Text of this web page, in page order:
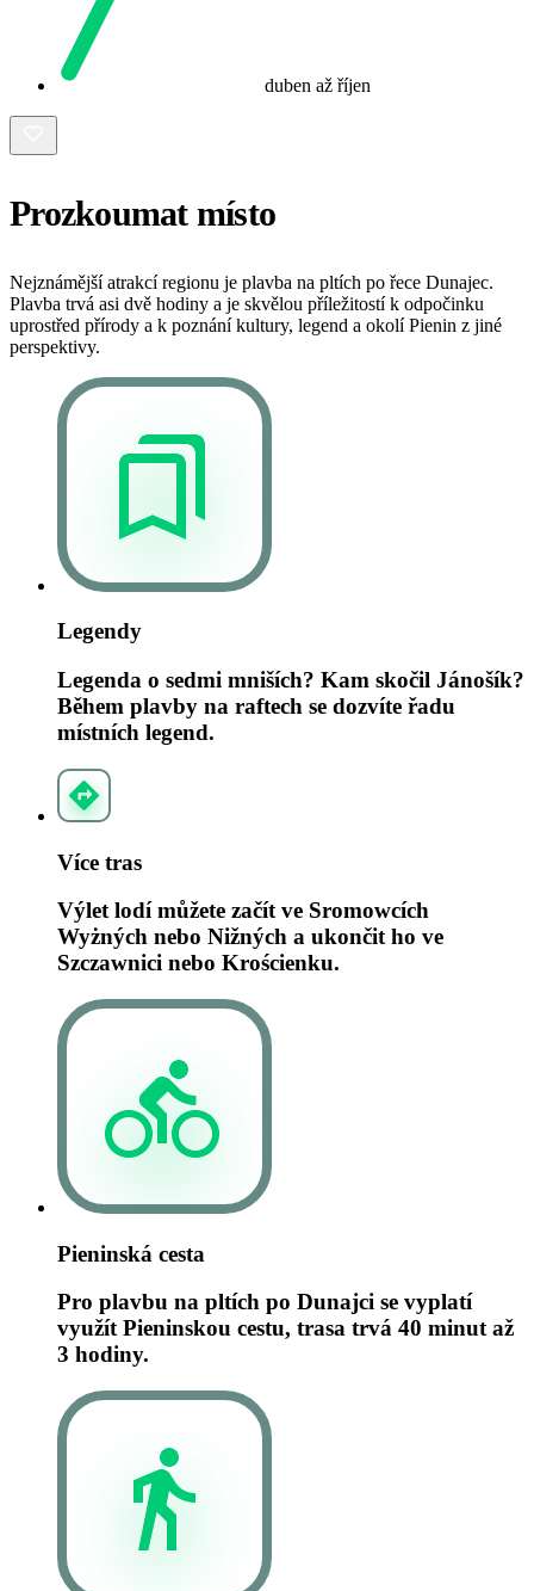
duben až říjen
Prozkoumat místo
Nejznámější atrakcí regionu je plavba na pltích po řece Dunajec.
Plavba trvá asi dvě hodiny a je skvělou příležitostí k odpočinku
uprostřed přírody a k poznání kultury, legend a okolí Pienin z jiné
perspektivy.
Legendy
Legenda o sedmi mniších? Kam skočil Jánošík?
Během plavby na raftech se dozvíte řadu
místních legend.
Více tras
Výlet lodí můžete začít ve Sromowcích
Wyżných nebo Nižných a ukončit ho ve
Szczawnici nebo Krościenku.
Pieninská cesta
Pro plavbu na pltích po Dunajci se vyplatí
využít Pieninskou cestu, trasa trvá 40 minut až
3 hodiny.